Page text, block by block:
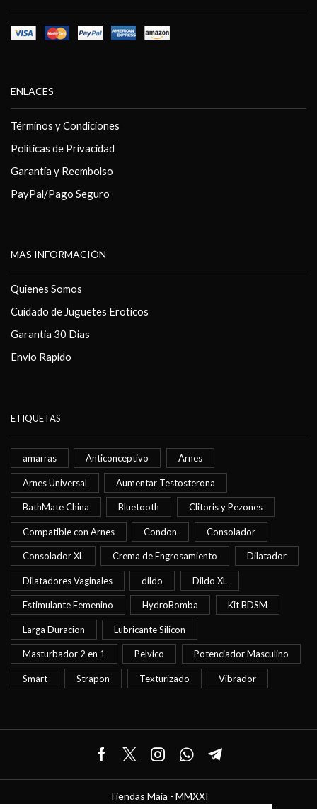
ENLACES
Términos y Condiciones
Políticas de Privacidad
Garantía y Reembolso
PayPal/Pago Seguro
MAS INFORMACIÓN
Quienes Somos
Cuidado de Juguetes Eroticos
Garantia 30 Dias
Envio Rapido
ETIQUETAS
amarras Anticonceptivo Arnes
Arnes Universal Aumentar Testosterona
BathMate China Bluetooth Clitoris y Pezones
Compatible con Arnes Condon Consolador
Consolador XL Crema de Engrosamiento Dilatador
Dilatadores Vaginales dildo Dildo XL
Estimulante Femenino HydroBomba Kit BDSM
Larga Duracion Lubricante Silicon
Masturbador 2 en 1 Pelvico Potenciador Masculino
Smart Strapon Texturizado Vibrador
Facebook
TwitterInstagram
WhatsappTelegram
Tiendas Maia - MMXXI